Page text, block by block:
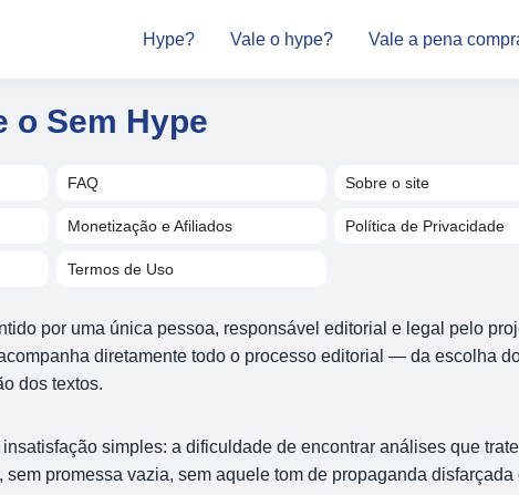
Hype? Vale o hype? Vale a pena
o Sem Hype
FAQ Sobre o site
Monetização e Afiliados Política de Privacidade
Termos de Uso
por uma única pessoa, responsável editorial e legal pelo
diretamente todo o processo editorial — da escolha
dos textos.
simples: a dificuldade de encontrar análises que
promessa vazia, sem aquele tom de propaganda disfarçada